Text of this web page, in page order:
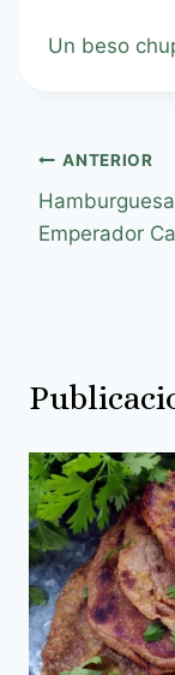
Un beso
ANTERIOR
Emperador